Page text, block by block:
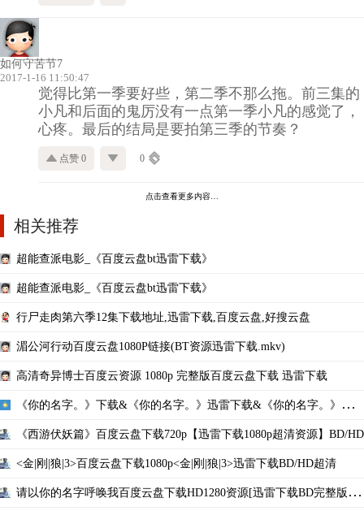
如何守苦节7
2017-1-16 11:50:47
觉得比第一季要好些，第二季不那么拖。前三集的
小凡和后面的鬼厉没有一点第一季小凡的感觉了，
心疼。最后的结局是要拍第三季的节奏？
点赞 0 0
点击查看更多内容…
相关推荐
超能查派电影_《百度云盘bt迅雷下载》
超能查派电影_《百度云盘bt迅雷下载》
行尸走肉第六季12集下载地址,迅雷下载,百度云盘,好搜云盘
湄公河行动百度云盘1080P链接(BT资源迅雷下载.mkv)
高清奇异博士百度云资源 1080p 完整版百度云盘下载 迅雷下载
《你的名字。》下载&《你的名字。》迅雷下载&《你的名字。》百度
《西游伏妖篇》百度云盘下载720p【迅雷下载1080p超清资源】BD/HD
<金|刚|狼|3>百度云盘下载1080p<金|刚|狼|3>迅雷下载BD/HD超清
请以你的名字呼唤我百度云盘下载HD1280资源[迅雷下载BD完整版超